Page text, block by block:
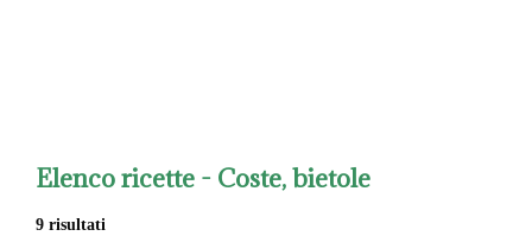
Elenco ricette - Coste, bietole
9 risultati